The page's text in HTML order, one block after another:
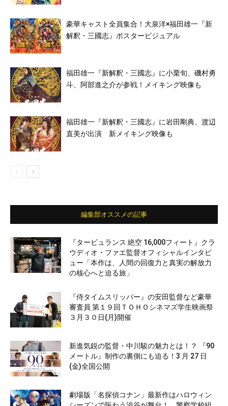
豪華キャスト全員集合！大泉洋×福田雄一『新
解釈・三國志』ポスタービジュアル
福田雄一『新解釈・三國志』に小栗旬、磯村勇
斗、阿部進之介が参戦！メイキング映像も
福田雄一『新解釈・三國志』に岩田剛典、渡辺
直美が出演 新メイキング映像も
編集部オススメの記事
『タービュランス 絶空 16,000フィート』クラ
ウディオ・ファエ監督オフィシャルインタビ
ュー「本作は、人間の回復力と真実の解放力
の核心へと迫る旅」
『侍タイムスリッパー』の安田監督など豪華
審査員 第１９回ＴＯＨＯシネマズ学生映画祭
３月３０日(月)開催
新進気鋭の監督・中川駿の魅力とは！？ 『90
メートル』制作の裏側にも迫る！3 月 27 日
(金)全国公開
劇場版「名探偵コナン」最新作はハロウィン